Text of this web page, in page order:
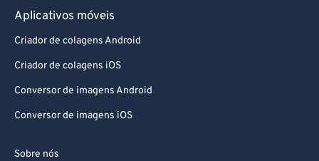
Aplicativos móveis
Criador de colagens Android
Criador de colagens iOS
Conversor de imagens Android
Conversor de imagens iOS
Sobre nós